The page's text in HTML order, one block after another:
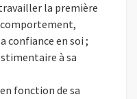
la première
confiance en soi ;
à sa
fonction de sa